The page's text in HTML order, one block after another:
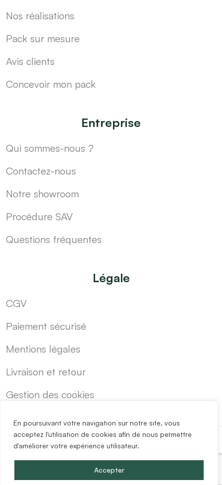
En poursuivant votre navigation sur notre site, vous
acceptez l'utilisation de cookies afin de nous permettre
d'améliorer votre expérience utilisateur.
Accepter
Nos réalisations
Pack sur mesure
Avis clients
Concevoir mon pack
Entreprise
Qui sommes-nous ?
Contactez-nous
Notre showroom
Procédure SAV
Questions fréquentes
Légale
CGV
Paiement sécurisé
Mentions légales
Livraison et retour
Gestion des cookies
-
Copyright @2024 Easy Mobilier.